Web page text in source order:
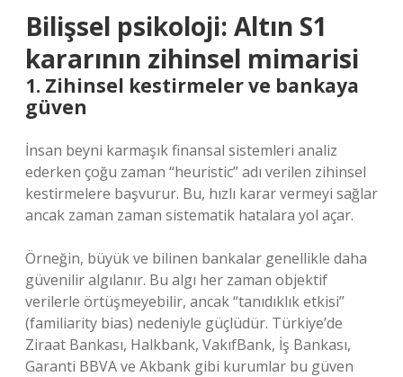
Bilişsel psikoloji: Altın S1
kararının zihinsel mimarisi
1. Zihinsel kestirmeler ve bankaya
güven
İnsan beyni karmaşık finansal sistemleri analiz
ederken çoğu zaman “heuristic” adı verilen zihinsel
kestirmelere başvurur. Bu, hızlı karar vermeyi sağlar
ancak zaman zaman sistematik hatalara yol açar.
Örneğin, büyük ve bilinen bankalar genellikle daha
güvenilir algılanır. Bu algı her zaman objektif
verilerle örtüşmeyebilir, ancak “tanıdıklık etkisi”
(familiarity bias) nedeniyle güçlüdür. Türkiye’de
Ziraat Bankası, Halkbank, VakıfBank, İş Bankası,
Garanti BBVA ve Akbank gibi kurumlar bu güven